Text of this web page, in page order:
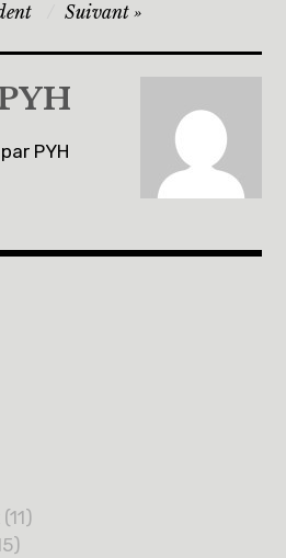
Suivant
PYH
(11)